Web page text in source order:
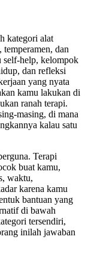
kategori alat
dan
self-help, kelompok
dan refleksi
yang nyata
kamu lakukan di
ranah terapi.
masing, di mana
kalau satu
Terapi
buat kamu,
waktu,
karena kamu
bantuan yang
di bawah
tersendiri,
inilah jawaban